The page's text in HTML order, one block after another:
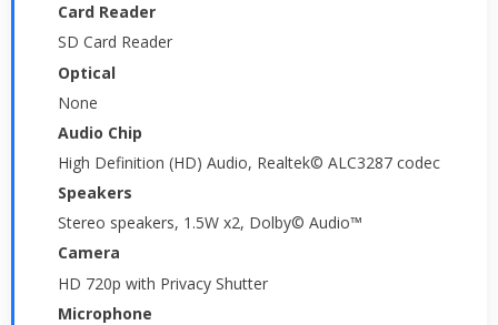
Card Reader
SD Card Reader
Optical
None
Audio Chip
High Definition (HD) Audio, Realtek© ALC3287 codec
Speakers
Stereo speakers, 1.5W x2, Dolby© Audio™
Camera
HD 720p with Privacy Shutter
Microphone